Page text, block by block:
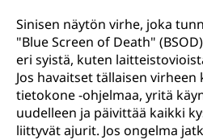
Sinisen näytön virhe, joka
"Blue Screen of Death"
eri syistä, kuten
Jos havaitset tällaisen virheen
tietokone -ohjelmaa, yritä
uudelleen ja päivittää kaikki
liittyvät ajurit. Jos ongelma